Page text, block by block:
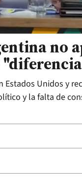
no
Estados Unidos y
y la falta de